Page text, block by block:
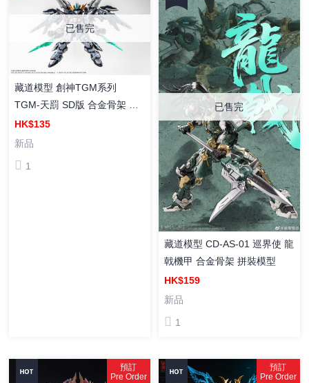
已售完
藏道模型 創神TGM系列
TGM-天罰 SD版 合金骨架 拼
裝模型
HK$135
新品
1
已售完
藏道模型 CD-AS-01 巡界使 龍
戟機甲 合金骨架 拼裝模型
HK$159
新品
1
預訂
Pre Order
預訂
Pre Order